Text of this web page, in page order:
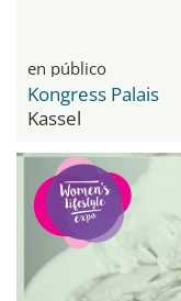
en público
Kongress Palais
Kassel